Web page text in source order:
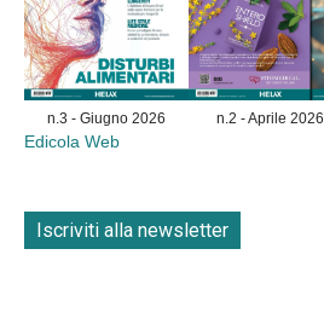
n.3 - Giugno 2026 n.2 - Aprile 2026
Edicola Web
Iscriviti alla newsletter